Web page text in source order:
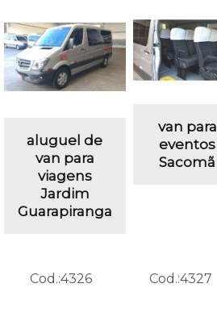
aluguel de
van para
viagens
Jardim
Guarapiranga
van para
eventos
Sacomã
Cod.:4326 Cod.:4327